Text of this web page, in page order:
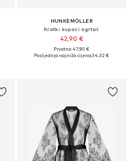
HUNKEMÖLLER
Kratki kupaći ogrtač
42,90 €
Prvotno: 47,90 €
Posljednja najniža cijena:34,32 €